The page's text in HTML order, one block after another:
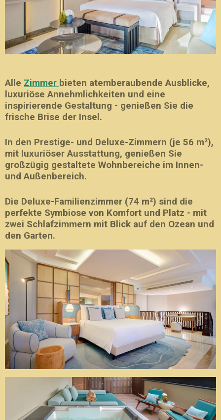
Alle Zimmer bieten atemberaubende Ausblicke,
luxuriöse Annehmlichkeiten und eine
inspirierende Gestaltung - genießen Sie die
frische Brise der Insel.
In den Prestige- und Deluxe-Zimmern (je 56 m²),
mit luxuriöser Ausstattung, genießen Sie
großzügig gestaltete Wohnbereiche im Innen-
und Außenbereich.
Die Deluxe-Familienzimmer (74 m²) sind die
perfekte Symbiose von Komfort und Platz - mit
zwei Schlafzimmern mit Blick auf den Ozean und
den Garten.